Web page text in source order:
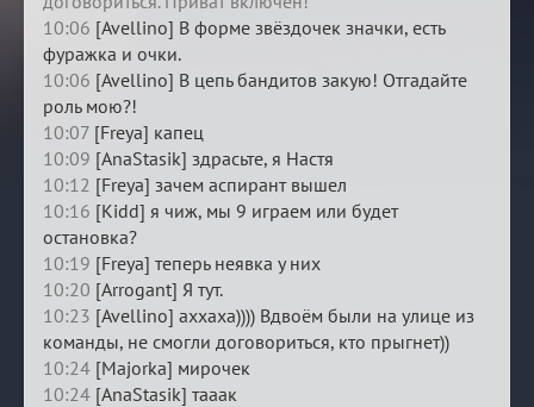
10:06 [Avellino] В форме звёздочек значки, есть
фуражка и очки.
10:06 [Avellino] В цепь бандитов закую! Отгадайте
роль мою?!
10:07 [Freya] капец
10:09 [AnaStasik] здрасьте, я Настя
10:12 [Freya] зачем аспирант вышел
10:16 [Kidd] я чиж, мы 9 играем или будет
остановка?
10:19 [Freya] теперь неявка у них
10:20 [Arrogant] Я тут.
10:23 [Avellino] аххаха)))) Вдвоём были на улице из
команды, не смогли договориться, кто прыгнет))
10:24 [Majorka] мирочек
10:24 [AnaStasik] тааак